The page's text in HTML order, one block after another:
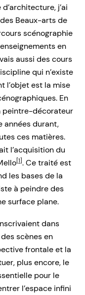
j’ai
Beaux-arts de
scénographie
en
aussi des cours
qui n’existe
l’objet est la mise
En
peintre-décorateur
années durant,
ces matières.
l’acquisition du
[1]. Ce traité est
les bases de la
à peindre des
surface plane.
dans
scènes en
frontale et la
plus encore, le
pour le
l’espace infini